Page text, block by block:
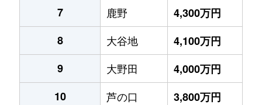
7
鹿野
4,300万円
8
大谷地
4,100万円
9
大野田
4,000万円
10
芦の口 3,800万円